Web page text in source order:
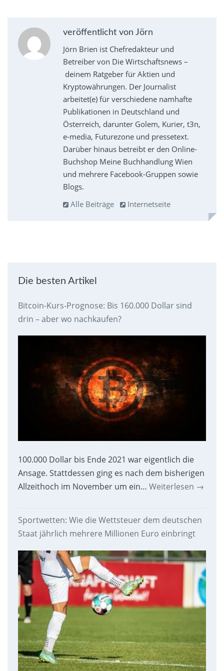
veröffentlicht von Jörn
Jörn Brien ist Chefredakteur und
Betreiber von Die Wirtschaftsnews –
deinem Ratgeber für Aktien und
Kryptowährungen. Der Journalist
arbeitet(e) für verschiedene namhafte
Publikationen in Deutschland und
Österreich, darunter Golem, Kurier, t3n,
e-media, Futurezone und pressetext.
Darüber hinaus betreibt er den Online-
Buchshop Meine Buchhandlung Wien
und mehrere Facebook-Gruppen sowie
Blogs.
Alle Beiträge
Internetseite
Die besten Artikel
Bitcoin-Kurs-Prognose: Bis 160.000 Dollar sind
drin – aber wo nachkaufen?
100.000 Dollar bis Ende 2021 war eigentlich die
Ansage. Stattdessen ging es nach dem bisherigen
Allzeithoch im November um ein… Weiterlesen →
Sportwetten: Wie die Wettsteuer dem deutschen
Staat jährlich mehrere Millionen Euro einbringt